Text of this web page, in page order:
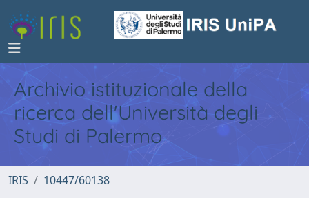
Archivio istituzionale della
ricerca dell'Università degli
Studi di Palermo
IRIS 10447/60138